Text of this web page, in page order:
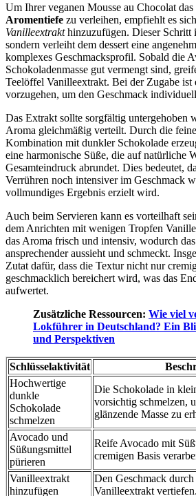
Um Ihrer veganen Mousse au Chocolat das
Aromentiefe zu verleihen, empfiehlt es
Vanilleextrakthinzuzufügen. Dieser Schritt
sondern verleiht dem dessert eine
komplexes Geschmacksprofil. Sobald die
Schokoladenmasse gut vermengt sind,
Teelöffel Vanilleextrakt. Bei der Zugabe ist
vorzugehen, um den Geschmack
Das Extrakt sollte sorgfältig untergehoben
Aroma gleichmäßig verteilt. Durch die
Kombination mit dunkler Schokolade
eine harmonische Süße, die auf natürliche
Gesamteindruck abrundet. Dies bedeutet,
Verrühren noch intensiver im Geschmack
vollmundiges Ergebnis erzielt wird.
Auch beim Servieren kann es vorteilhaft
dem Anrichten mit wenigen Tropfen
das Aroma frisch und intensiv, wodurch
ansprechender aussieht und schmeckt.
Zutat dafür, dass die Textur nicht nur
geschmacklich bereichert wird, was das
aufwertet.
Zusätzliche Ressourcen: Wie viel
Lokführer in Deutschland? Ein
und Perspektiven
Schlüsselaktivität
Hochwertige
dunkle
Schokolade
schmelzen
Die Schokolade in
vorsichtig schmelzen,
glänzende Masse zu
Avocado und
Süßungsmittel
pürieren
Reife Avocado mit
cremigen Basis
Vanilleextrakt
hinzufügen
Den Geschmack
Vanilleextrakt vertiefen.